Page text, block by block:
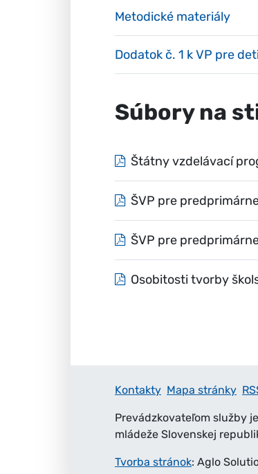
Metodické materiály
Dodatok č. 1 k VP pre
Súbory na
Štátny vzdelávací
ŠVP pre
ŠVP pre
Osobitosti tvorby
Kontakty Mapa stránky
Prevádzkovateľom služby
mládeže Slovenskej
Tvorba stránok: Aglo